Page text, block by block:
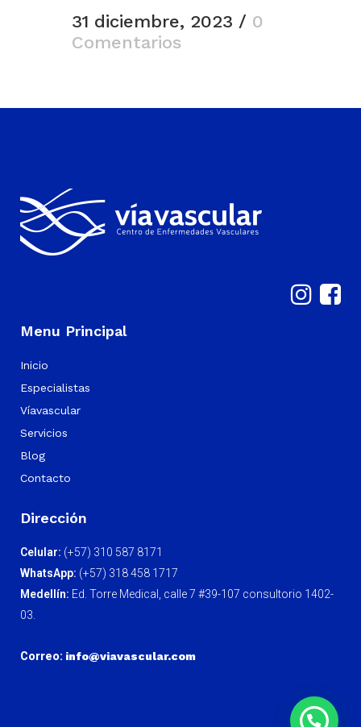
31 diciembre, 2023 / 0
Comentarios
Menu Principal
Inicio
Especialistas
Víavascular
Servicios
Blog
Contacto
Dirección
Celular: (+57) 310 587 8171
WhatsApp: (+57) 318 458 1717
Medellín: Ed. Torre Medical, calle 7 #39-107 consultorio 1402-
03.
Correo: info@viavascular.com